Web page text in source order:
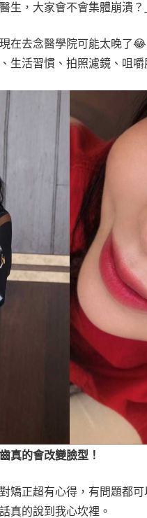
，大家會不會集體崩潰？
在去念醫學院可能太晚了
生活習慣、拍照濾鏡、咀
真的會改變臉型！
矯正超有心得，有問題都
真的說到我心坎裡。